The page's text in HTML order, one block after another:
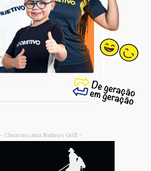
- Churrascaria Nativas Grill -